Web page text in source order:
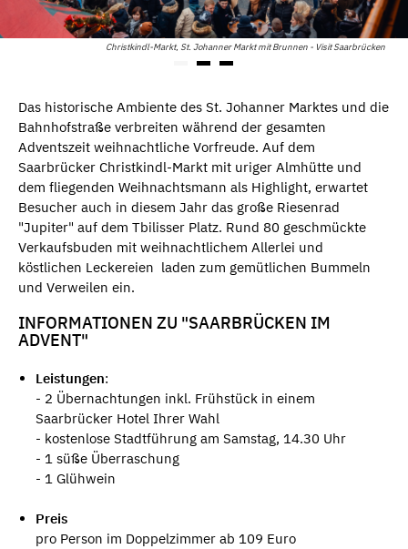
Christkindl-Markt, St. Johanner Markt mit Brunnen - Visit Saarbrücken
Das historische Ambiente des St. Johanner Marktes und die
Bahnhofstraße verbreiten während der gesamten
Adventszeit weihnachtliche Vorfreude. Auf dem
Saarbrücker Christkindl-Markt mit uriger Almhütte und
dem fliegenden Weihnachtsmann als Highlight, erwartet
Besucher auch in diesem Jahr das große Riesenrad
"Jupiter" auf dem Tbilisser Platz. Rund 80 geschmückte
Verkaufsbuden mit weihnachtlichem Allerlei und
köstlichen Leckereien laden zum gemütlichen Bummeln
und Verweilen ein.
INFORMATIONEN ZU "SAARBRÜCKEN IM
ADVENT"
Leistungen:
- 2 Übernachtungen inkl. Frühstück in einem
Saarbrücker Hotel Ihrer Wahl
- kostenlose Stadtführung am Samstag, 14.30 Uhr
- 1 süße Überraschung
- 1 Glühwein
Preis
pro Person im Doppelzimmer ab 109 Euro